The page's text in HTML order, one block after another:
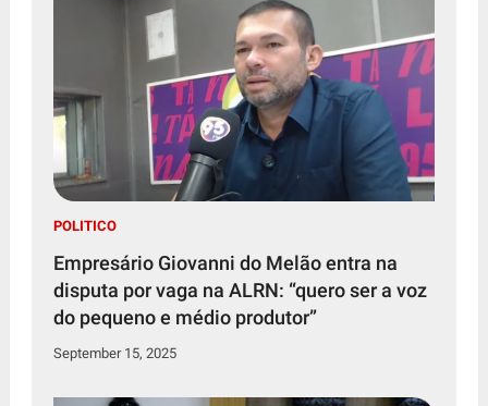
POLITICO
Empresário Giovanni do Melão entra na
disputa por vaga na ALRN: “quero ser a voz
do pequeno e médio produtor”
September 15, 2025